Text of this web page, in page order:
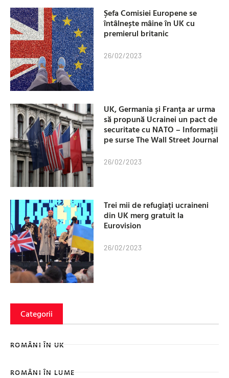
Șefa Comisiei Europene se
întâlnește mâine în UK cu
premierul britanic
26/02/2023
UK, Germania și Franța ar urma
să propună Ucrainei un pact de
securitate cu NATO – Informații
pe surse The Wall Street Journal
26/02/2023
Trei mii de refugiați ucraineni
din UK merg gratuit la
Eurovision
26/02/2023
Categorii
ROMÂNI ÎN UK
ROMÂNI ÎN LUME